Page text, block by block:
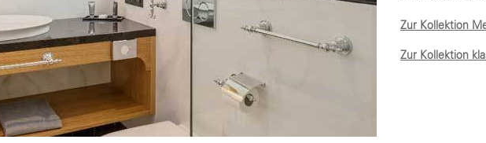
Zur Kollektion
Zur Kollektion